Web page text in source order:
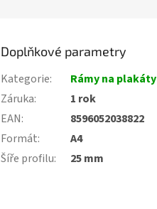
Doplňkové parametry
Kategorie:
Rámy na plakáty
Záruka:
1 rok
EAN:
8596052038822
Formát:
A4
Šíře profilu: 25 mm